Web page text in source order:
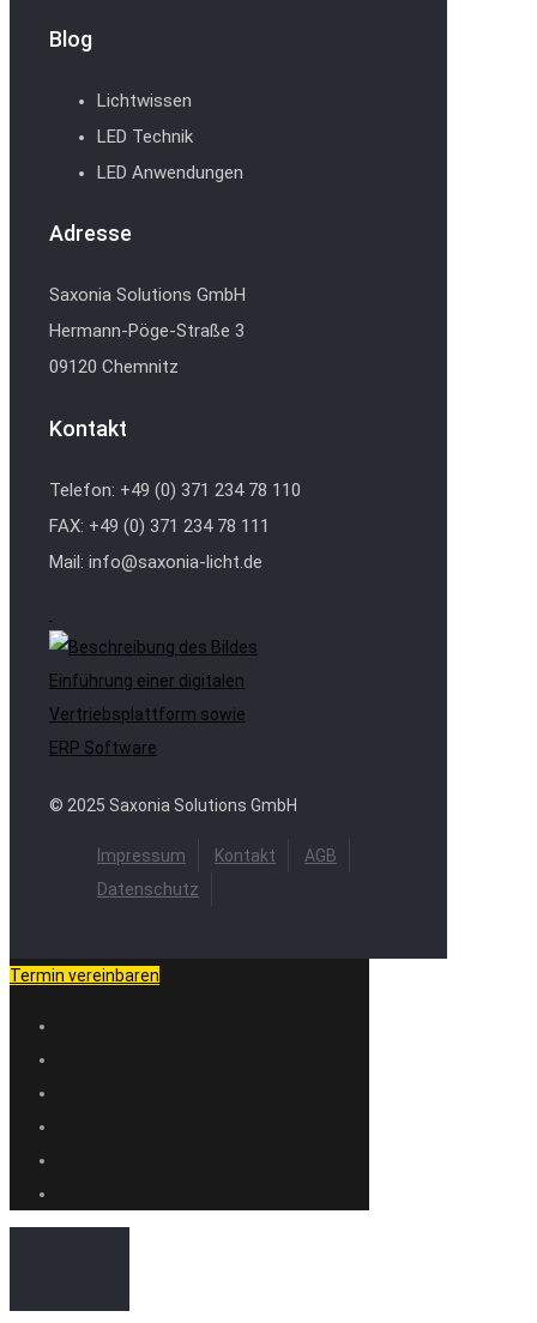
Blog
Lichtwissen
LED Technik
LED Anwendungen
Adresse
Saxonia Solutions GmbH
Hermann-Pöge-Straße 3
09120 Chemnitz
Kontakt
Telefon: +49 (0) 371 234 78 110
FAX: +49 (0) 371 234 78 111
Mail: info@saxonia-licht.de
Einführung einer digitalen
Vertriebsplattform sowie
ERP Software
© 2025 Saxonia Solutions GmbH
Impressum Kontakt
AGB
Datenschutz
Termin vereinbaren